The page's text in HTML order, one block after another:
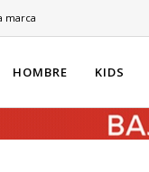
HOMBRE KIDS
marca